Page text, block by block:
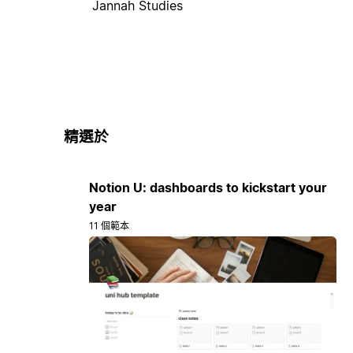
Jannah Studies
精選於
Notion U: dashboards to kickstart your
year
11 個範本